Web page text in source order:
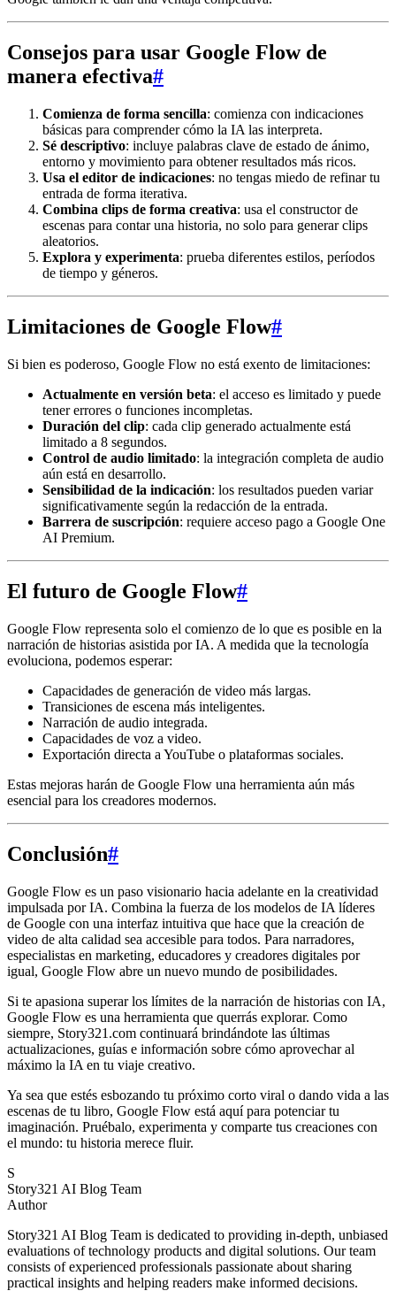
Consejos para usar Google Flow de
manera efectiva#
Comienza de forma sencilla: comienza con indicaciones
básicas para comprender cómo la IA las interpreta.
Sé descriptivo: incluye palabras clave de estado de ánimo,
entorno y movimiento para obtener resultados más ricos.
Usa el editor de indicaciones: no tengas miedo de refinar tu
entrada de forma iterativa.
Combina clips de forma creativa: usa el constructor de
escenas para contar una historia, no solo para generar clips
aleatorios.
Explora y experimenta: prueba diferentes estilos, períodos
de tiempo y géneros.
Limitaciones de Google Flow#
Si bien es poderoso, Google Flow no está exento de limitaciones:
Actualmente en versión beta: el acceso es limitado y puede
tener errores o funciones incompletas.
Duración del clip: cada clip generado actualmente está
limitado a 8 segundos.
Control de audio limitado: la integración completa de audio
aún está en desarrollo.
Sensibilidad de la indicación: los resultados pueden variar
significativamente según la redacción de la entrada.
Barrera de suscripción: requiere acceso pago a Google One
AI Premium.
El futuro de Google Flow#
Google Flow representa solo el comienzo de lo que es posible en la
narración de historias asistida por IA. A medida que la tecnología
evoluciona, podemos esperar:
Capacidades de generación de video más largas.
Transiciones de escena más inteligentes.
Narración de audio integrada.
Capacidades de voz a video.
Exportación directa a YouTube o plataformas sociales.
Estas mejoras harán de Google Flow una herramienta aún más
esencial para los creadores modernos.
Conclusión#
Google Flow es un paso visionario hacia adelante en la creatividad
impulsada por IA. Combina la fuerza de los modelos de IA líderes
de Google con una interfaz intuitiva que hace que la creación de
video de alta calidad sea accesible para todos. Para narradores,
especialistas en marketing, educadores y creadores digitales por
igual, Google Flow abre un nuevo mundo de posibilidades.
Si te apasiona superar los límites de la narración de historias con IA,
Google Flow es una herramienta que querrás explorar. Como
siempre, Story321.com continuará brindándote las últimas
actualizaciones, guías e información sobre cómo aprovechar al
máximo la IA en tu viaje creativo.
Ya sea que estés esbozando tu próximo corto viral o dando vida a las
escenas de tu libro, Google Flow está aquí para potenciar tu
imaginación. Pruébalo, experimenta y comparte tus creaciones con
el mundo: tu historia merece fluir.
S
Story321 AI Blog Team
Author
Story321 AI Blog Team is dedicated to providing in-depth, unbiased
evaluations of technology products and digital solutions. Our team
consists of experienced professionals passionate about sharing
practical insights and helping readers make informed decisions.